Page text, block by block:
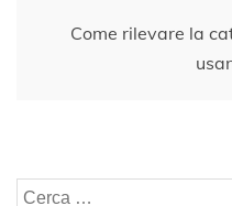
Come rilevare la
Ricerca